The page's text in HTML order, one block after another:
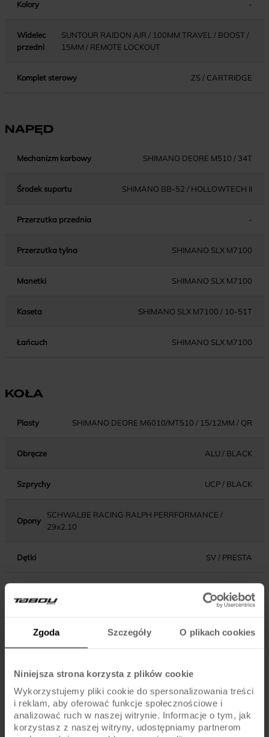
Zgoda Szczegóły O plikach cookies
Niniejsza strona korzysta z plików cookie
Wykorzystujemy pliki cookie do spersonalizowania treści
i reklam, aby oferować funkcje społecznościowe i
analizować ruch w naszej witrynie. Informacje o tym, jak
korzystasz z naszej witryny, udostępniamy partnerom
Kolory -
Widelec
przedni
SUNTOUR RAIDON AIR / 100MM TRAVEL / BOOST /
15MM / REMOTE LOCKOUT
Komplet sterowy ZS / CARTRIDGE
NAPĘD
Mechanizm korbowy SHIMANO DEORE M510 / 34T
Środek suportu SHIMANO BB-52 / HOLLOWTECH II
Przerzutka przednia -
Przerzutka tylna SHIMANO SLX M7100
Manetki SHIMANO SLX M7100
Kaseta SHIMANO SLX M7100 / 10-51T
Łańcuch SHIMANO SLX M7100
KOŁA
Piasty SHIMANO DEORE M6010/MT510 / 15/12MM / QR
Obręcze ALU / BLACK
Szprychy UCP / BLACK
Opony
SCHWALBE RACING RALPH PERRFORMANCE /
29x2.10
Dętki SV / PRESTA
KOMPONENTY
SHIMANO ALTUS MT200 DISC BRAKE / ROTORS
180/160MM (SHIMANO RT30)
Dźwignie hamulca SHIMANO ALTUS MT200
Błotniki